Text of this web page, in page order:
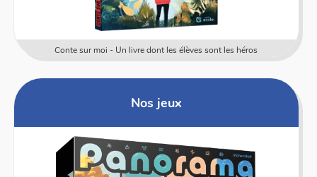
Conte sur moi - Un livre dont les élèves sont les héros
Nos jeux